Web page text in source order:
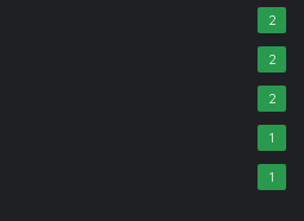
2
2
2
1
1